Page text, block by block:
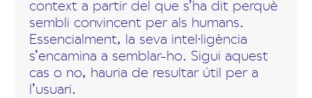
context a partir del que s’ha dit perquè
sembli convincent per als humans.
Essencialment, la seva intel·ligència
s’encamina a semblar-ho. Sigui aquest
cas o no, hauria de resultar útil per a
l’usuari.